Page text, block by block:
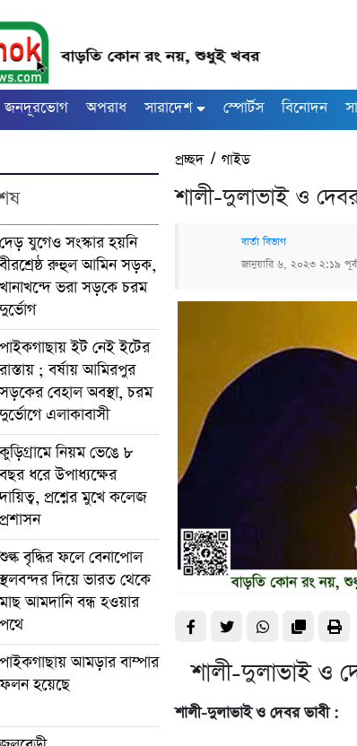
জনদূরভোগ অপরাধ সারাদেশ স্পোর্টস বিনোদন
দেড় যুগেও সংস্কার হয়নি
বীরশ্রেষ্ঠ রুহুল আমিন সড়ক,
খানাখন্দে ভরা সড়কে চরম
দুর্ভোগ
পাইকগাছায় ইট নেই ইটের
রাস্তায় ; বর্ষায় আমিরপুর
সড়কের বেহাল অবস্থা, চরম
দুর্ভোগে এলাকাবাসী
কুড়িগ্রামে নিয়ম ভেঙে ৮
বছর ধরে উপাধ্যক্ষের
দায়িত্ব, প্রশ্নের মুখে কলেজ
প্রশাসন
শুল্ক বৃদ্ধির ফলে বেনাপোল
স্থলবন্দর দিয়ে ভারত থেকে
মাছ আমদানি বন্ধ হওয়ার
পথে
পাইকগাছায় আমড়ার বাম্পার
ফলন হয়েছে
প্রচ্ছদ/গাইড
শালী-দুলাভাই ও
বার্তা বিভাগ
জানুয়ারি ৬, ২০২৩ ২:১৯
শালী-দুলাভাই ও
শালী-দুলাভাই ও দেবর ভাবী :